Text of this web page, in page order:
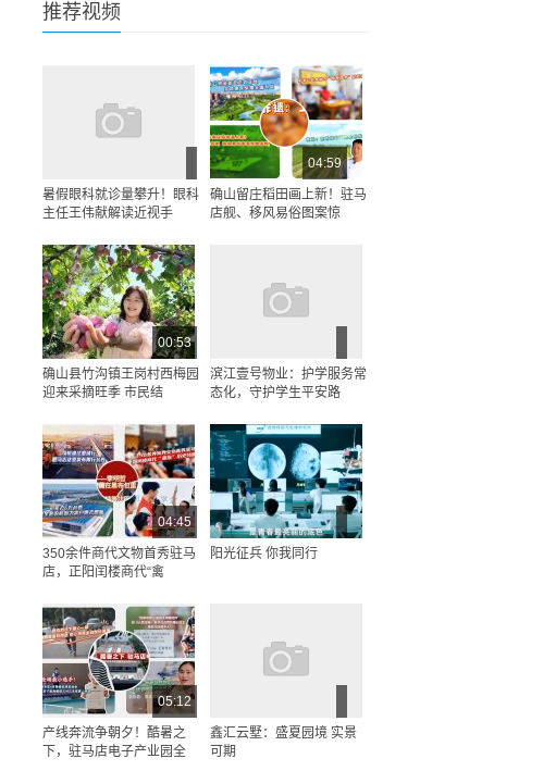
推荐视频
暑假眼科就诊量攀升！眼科
主任王伟献解读近视手
04:59
确山留庄稻田画上新！驻马
店舰、移风易俗图案惊
00:53
确山县竹沟镇王岗村西梅园
迎来采摘旺季 市民结
滨江壹号物业：护学服务常
态化，守护学生平安路
04:45
350余件商代文物首秀驻马
店，正阳闰楼商代“禽
阳光征兵 你我同行
05:12
产线奔流争朝夕！酷暑之
下，驻马店电子产业园全
鑫汇云墅：盛夏园境 实景
可期